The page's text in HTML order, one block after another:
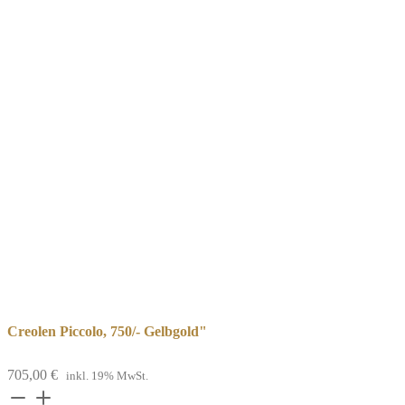
Creolen Piccolo, 750/- Gelbgold"
705,00 € inkl. 19% MwSt.
Creolen